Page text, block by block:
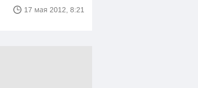
17 мая 2012, 8:21